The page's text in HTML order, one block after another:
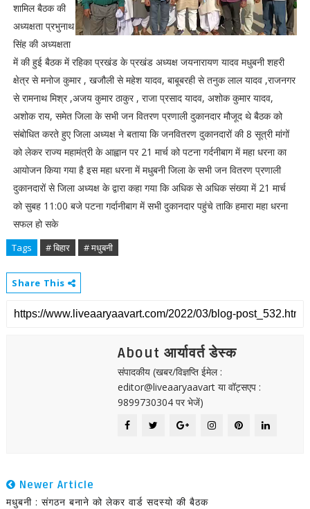
शामिल बैठक की
अध्यक्षता प्रभुनाथ
सिंह की अध्यक्षता
में की हुई बैठक में रहिका प्रखंड के प्रखंड अध्यक्ष जयनारायण यादव मधुबनी शहरी
क्षेत्र से मनोज कुमार , खजौली से महेश यादव, बाबूबरही से तनुक लाल यादव ,राजनगर
से रामनाथ मिश्र ,अजय कुमार ठाकुर , राजा प्रसाद यादव, अशोक कुमार यादव,
अशोक राय, समेत जिला के सभी जन वितरण प्रणाली दुकानदार मौजूद थे बैठक को
संबोधित करते हुए जिला अध्यक्ष ने बताया कि जनवितरण दुकानदारों की 8 सूत्री मांगों
को लेकर राज्य महामंत्री के आह्वान पर 21 मार्च को पटना गर्दनीबाग में महा धरना का
आयोजन किया गया है इस महा धरना में मधुबनी जिला के सभी जन वितरण प्रणाली
दुकानदारों से जिला अध्यक्ष के द्वारा कहा गया कि अधिक से अधिक संख्या में 21 मार्च
को सुबह 11:00 बजे पटना गर्दानीबाग में सभी दुकानदार पहुंचे ताकि हमारा महा धरना
सफल हो सके
Tags # बिहार # मधुबनी
Share This
About आर्यावर्त डेस्क
संपादकीय (खबर/विज्ञप्ति ईमेल :
editor@liveaaryaavart या वॉट्सएप :
9899730304 पर भेजें)
Newer Article
मधुबनी : संगठन बनाने को लेकर वार्ड सदस्यो की बैठक